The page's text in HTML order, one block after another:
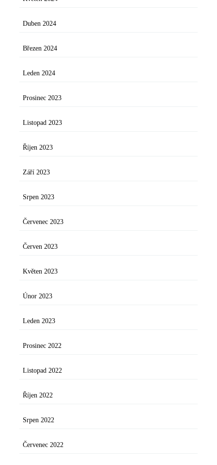
Duben 2024
Březen 2024
Leden 2024
Prosinec 2023
Listopad 2023
Říjen 2023
Září 2023
Srpen 2023
Červenec 2023
Červen 2023
Květen 2023
Únor 2023
Leden 2023
Prosinec 2022
Listopad 2022
Říjen 2022
Srpen 2022
Červenec 2022